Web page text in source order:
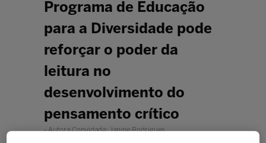
Programa de Educação
para a Diversidade pode
reforçar o poder da
leitura no
desenvolvimento do
pensamento crítico
Autora Convidada: Janine Rodrigues